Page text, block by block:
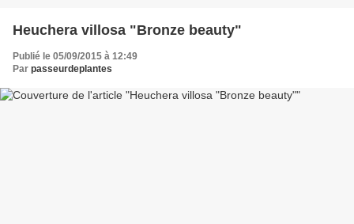
Heuchera villosa "Bronze beauty"
Publié le 05/09/2015 à 12:49
Par passeurdeplantes